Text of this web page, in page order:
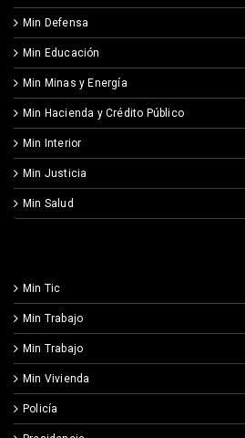
Min Defensa
Min Educación
Min Minas y Energía
Min Hacienda y Crédito Público
Min Interior
Min Justicia
Min Salud
Min Tic
Min Trabajo
Min Trabajo
Min Vivienda
Policía